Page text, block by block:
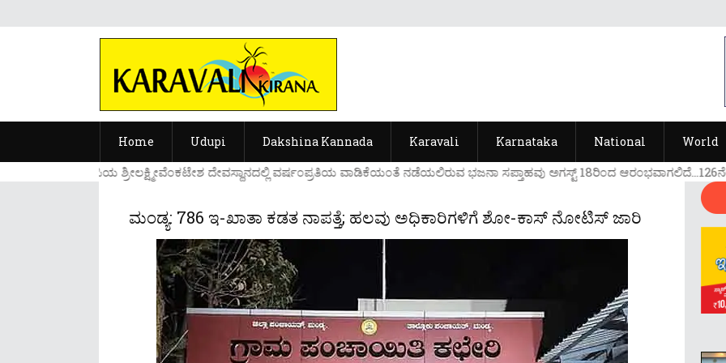
Home Udupi Dakshina Kannada Karavali Karnataka National World
....ಉಡುಪಿಯ ಶ್ರೀಲಕ್ಷ್ಮೀವೆ೦ಕಟೇಶ ದೇವಸ್ಥಾನದಲ್ಲಿ ವರ್ಷ೦ಪ್ರತಿಯ ವಾಡಿಕೆಯ೦ತೆ ನಡೆಯಲಿರುವ ಭಜನಾ ಸಪ್ತಾಹವು ಅಗಸ್ಟ್ 18ರಿ೦ದ ಆರ೦ಭವಾಗಲಿದೆ...126ನೇ
ಮಂಡ್ಯ: 786 ಇ-ಖಾತಾ ಕಡತ ನಾಪತ್ತೆ; ಹಲವು ಅಧಿಕಾರಿಗಳಿಗೆ ಶೋ-ಕಾಸ್ ನೋಟಿಸ್ ಜಾರಿ